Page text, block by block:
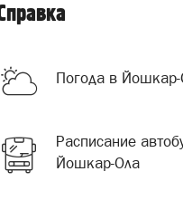
Погода в
Расписание
Йошкар-Ола